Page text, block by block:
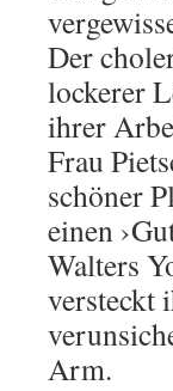
Der
lockerer
ihrer
Frau
schöner
einen
Walters
versteckt
Arm.